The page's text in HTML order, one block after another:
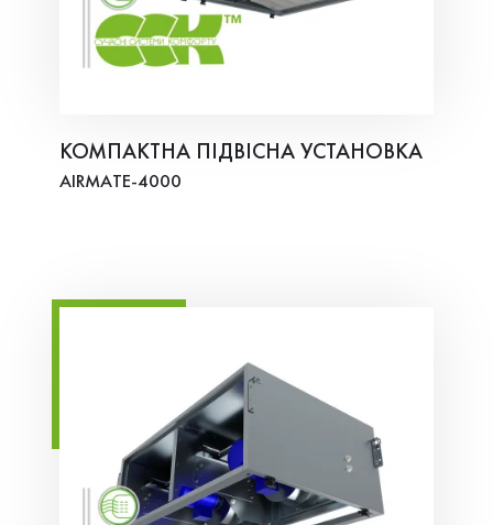
КОМПАКТНА ПІДВІСНА УСТАНОВКА
AIRMATE-4000